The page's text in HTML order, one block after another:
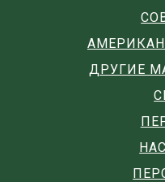
ДРУГИЕ